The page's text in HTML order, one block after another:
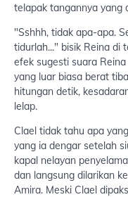
telapak tangannya yang
"Sshhh, tidak apa-apa.
tidurlah..." bisik Reina di
efek sugesti suara
yang luar biasa berat
hitungan detik,
lelap.
Clael tidak tahu apa
yang ia dengar setelah
kapal nelayan
dan langsung dilarikan
Amira. Meski Clael